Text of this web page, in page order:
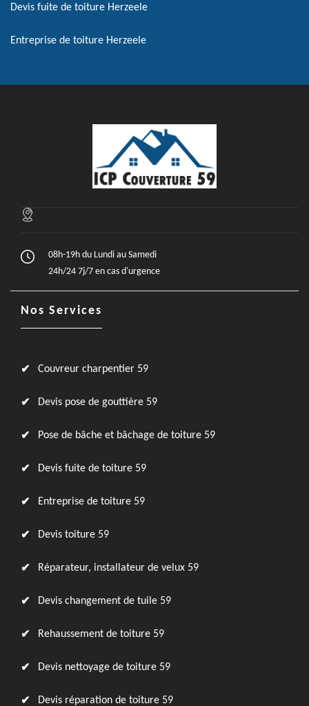
Devis fuite de toiture Herzeele
Entreprise de toiture Herzeele
08h-19h du Lundi au Samedi
24h/24 7j/7 en cas d'urgence
Nos Services
Couvreur charpentier 59
Devis pose de gouttière 59
Pose de bâche et bâchage de toiture 59
Devis fuite de toiture 59
Entreprise de toiture 59
Devis toiture 59
Réparateur, installateur de velux 59
Devis changement de tuile 59
Rehaussement de toiture 59
Devis nettoyage de toiture 59
Devis réparation de toiture 59